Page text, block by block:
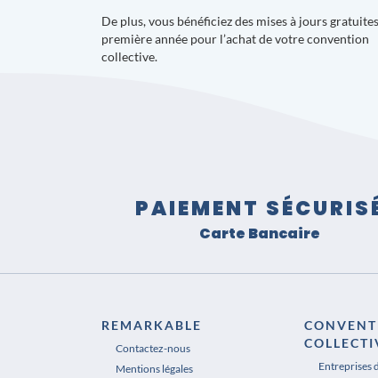
De plus, vous bénéficiez des mises à jours
première année pour l’achat de votre convention
collective.
PAIEMENT
Carte Bancaire
REMARKABLE
Contactez-nous
Mentions légales
Entreprises